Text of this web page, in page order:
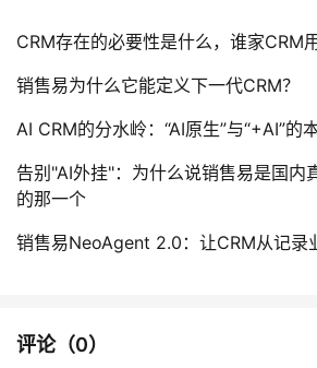
CRM存在的必要性是什么，谁家CRM
销售易为什么它能定义下一代CRM？
AI CRM的分水岭：“AI原生”与“+AI”的
告别"AI外挂"：为什么说销售易是国内
的那一个
销售易NeoAgent 2.0：让CRM从记录
评论（0）